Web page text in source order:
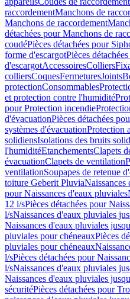
raccordementManchons de
Manchons de raccordement
détachées pour Manchons de
coudéPièces détachées pour
forme d'escargotPièces
d'escargotAccessoiresColliers
colliersCoquesFermeturesJoints
protectionConsommables
et protection contre l'humidité
pour Protection incendie
d'évacuationPièces détachées
systèmes d'évacuationProtection
solidiensIsolations des bruits
l'humiditéEtanchementsClapets
évacuationClapets de ventilation
ventilationSoupapes de retenue
toiture Geberit PluviaNaissances
pour Naissances d'eaux pluviales
12 l/sPièces détachées pour
l/sNaissances d'eaux pluviales
Naissances d'eaux pluviales
pluviales pour chéneauxPièces
pluviales pour chéneaux
l/sPièces détachées pour
l/sNaissances d'eaux pluviales
Naissances d'eaux pluviales
sécuritéPièces détachées pour